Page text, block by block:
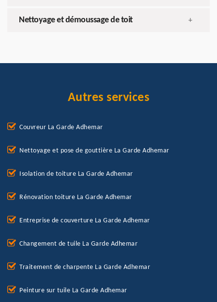
Nettoyage et démoussage de toit +
Autres services
Couvreur La Garde Adhemar
Nettoyage et pose de gouttière La Garde Adhemar
Isolation de toiture La Garde Adhemar
Rénovation toiture La Garde Adhemar
Entreprise de couverture La Garde Adhemar
Changement de tuile La Garde Adhemar
Traitement de charpente La Garde Adhemar
Peinture sur tuile La Garde Adhemar